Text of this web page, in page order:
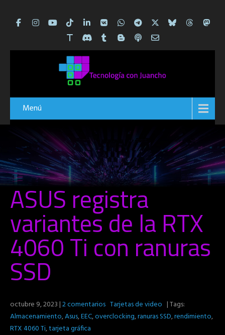
Menú
ASUS registra
variantes de la RTX
4060 Ti con ranuras
SSD
octubre 9, 2023|2 comentarios Tarjetas de video | Tags:
Almacenamiento,Asus,EEC,overclocking,ranuras SSD,rendimiento,
RTX 4060 Ti,tarjeta gráfica